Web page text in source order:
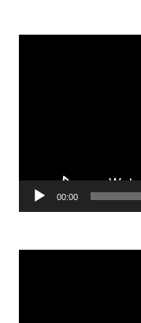
Odtwarzacz
00:00
Odtwarzacz